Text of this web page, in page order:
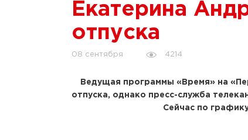
Екатерина
отпуска
08 сентября 4214
Ведущая программы «Время» на
отпуска, однако пресс-служба
Сейчас по